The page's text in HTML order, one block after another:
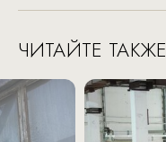
ЧИТАЙТЕ ТАКЖЕ